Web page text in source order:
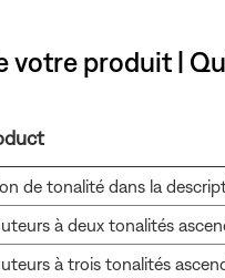
votre produit |
de tonalité dans la
à deux tonalités
à trois tonalités